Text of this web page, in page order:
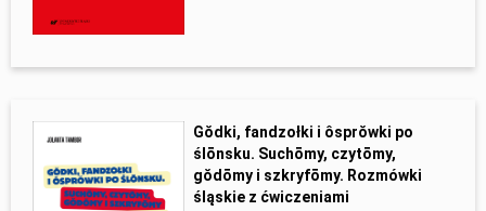
Gŏdki, fandzołki i ôsprŏwki po
ślōnsku. Suchōmy, czytōmy,
gŏdōmy i szkryfōmy. Rozmówki
śląskie z ćwiczeniami